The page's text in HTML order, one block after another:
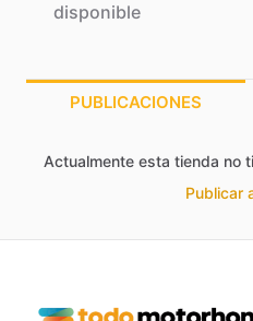
disponible
PUBLICACIONES
Actualmente esta tienda no
Publicar